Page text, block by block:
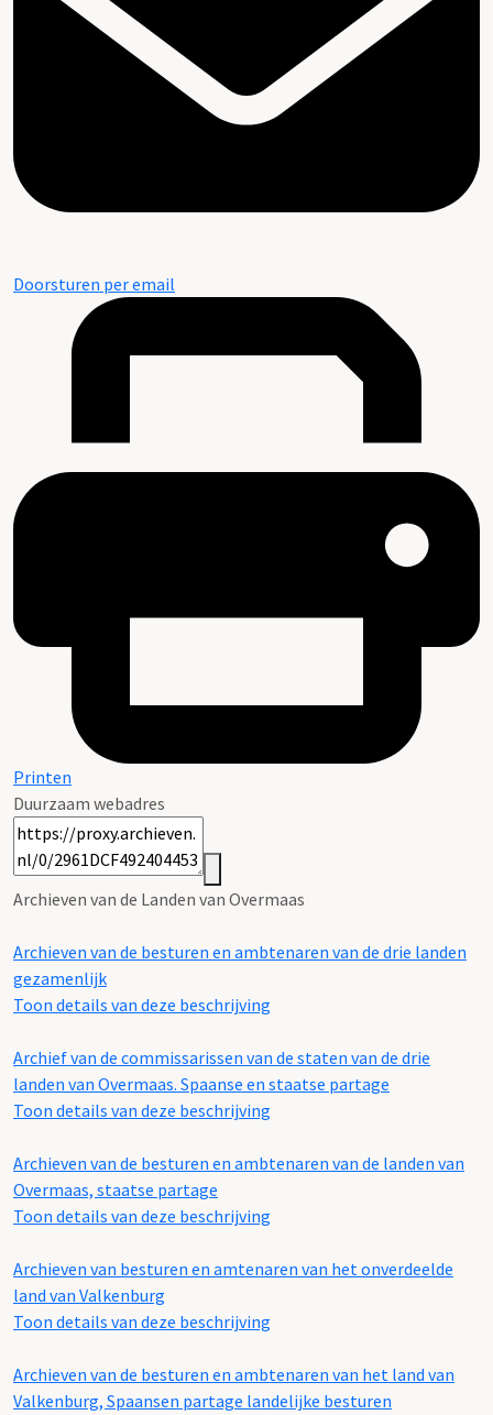
Doorsturen per email
Printen
Duurzaam webadres
Archieven van de Landen van Overmaas
Archieven van de besturen en ambtenaren van de drie landen
gezamenlijk
Toon details van deze beschrijving
Archief van de commissarissen van de staten van de drie
landen van Overmaas. Spaanse en staatse partage
Toon details van deze beschrijving
Archieven van de besturen en ambtenaren van de landen van
Overmaas, staatse partage
Toon details van deze beschrijving
Archieven van besturen en amtenaren van het onverdeelde
land van Valkenburg
Toon details van deze beschrijving
Archieven van de besturen en ambtenaren van het land van
Valkenburg, Spaansen partage landelijke besturen